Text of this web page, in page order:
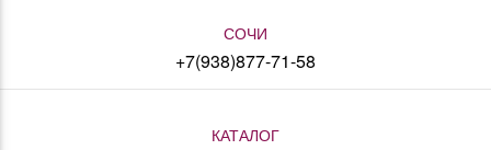
СОЧИ
+7(938)877-71-58
КАТАЛОГ